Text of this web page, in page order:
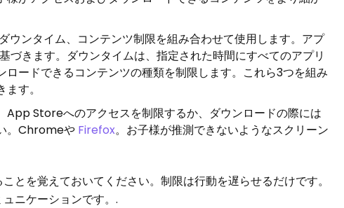
ウンタイム、コンテンツ制限を組み合わせて使用​​します。アプ
づきます。ダウンタイムは、指定された時間にすべてのアプリ
ードできるコンテンツの種類を制限します。これら3つを組み
す。
App Storeへのアクセスを制限するか、ダウンロードの際には
。Chromeや Firefox。お子様が推測できないようなスクリーン
とを覚えておいてください。制限は行動を遅らせるだけです。
ニケーションです。.